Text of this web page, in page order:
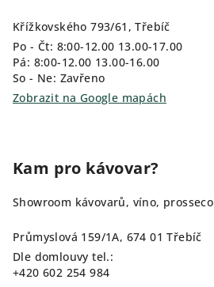
Křížkovského 793/61, Třebíč
Po - Čt: 8:00-12.00 13.00-17.00
Pá: 8:00-12.00 13.00-16.00
So - Ne: Zavřeno
Zobrazit na Google mapách
Kam pro kávovar?
Showroom kávovarů, víno, prosseco
Průmyslová 159/1A, 674 01 Třebíč
Dle domlouvy tel.:
+420 602 254 984